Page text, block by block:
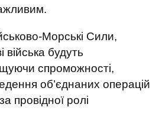
Морські Сили,
будуть
спроможності,
об’єднаних операцій
провідної ролі